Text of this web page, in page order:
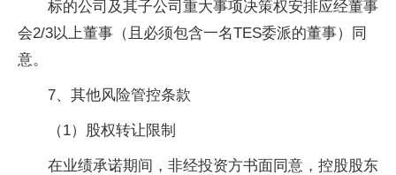
标的公司及其子公司重大事项决策权安排应经董事
会2/3以上董事（且必须包含一名TES委派的董事）同
意。
7、其他风险管控条款
（1）股权转让限制
在业绩承诺期间，非经投资方书面同意，控股股东